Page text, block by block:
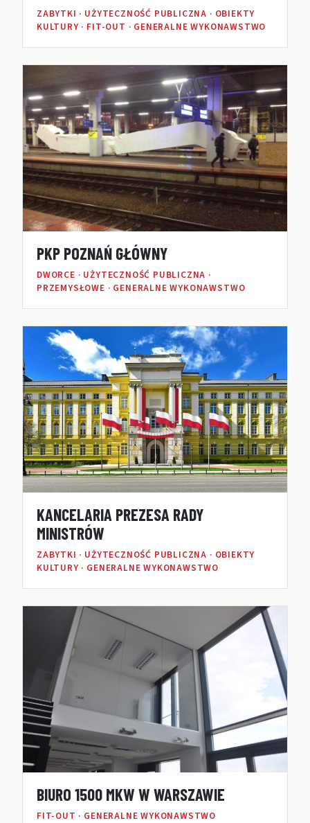
ZABYTKI · UŻYTECZNOŚĆ PUBLICZNA · OBIEKTY
KULTURY · FIT-OUT · GENERALNE WYKONAWSTWO
PKP POZNAŃ GŁÓWNY
DWORCE · UŻYTECZNOŚĆ PUBLICZNA ·
PRZEMYSŁOWE · GENERALNE WYKONAWSTWO
KANCELARIA PREZESA RADY
MINISTRÓW
ZABYTKI · UŻYTECZNOŚĆ PUBLICZNA · OBIEKTY
KULTURY · GENERALNE WYKONAWSTWO
BIURO 1500 MKW W WARSZAWIE
FIT-OUT · GENERALNE WYKONAWSTWO